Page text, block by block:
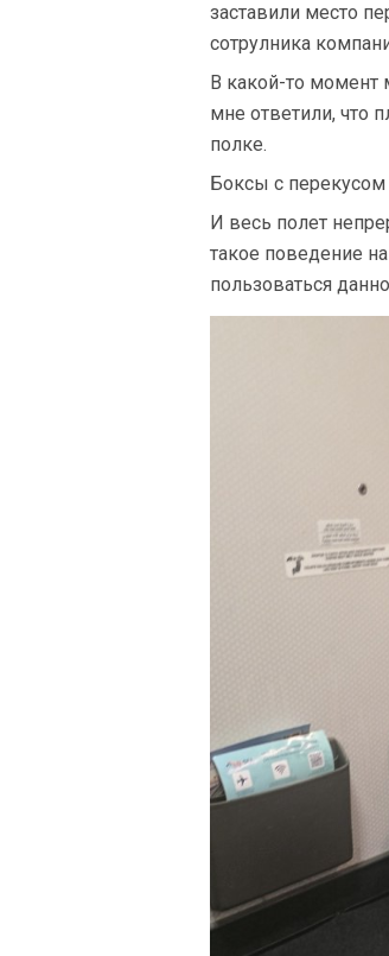
заставили место
сотрулника
В какой-то момент
мне ответили, что
полке.
Боксы с
И весь полет
такое поведение
пользоваться